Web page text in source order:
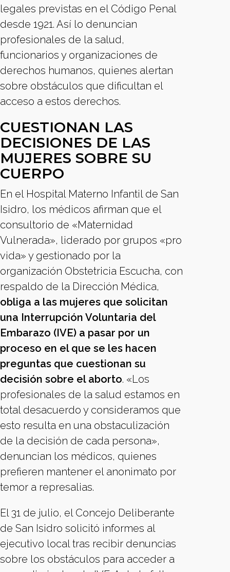
legales previstas en el Código Penal
desde 1921. Así lo denuncian
profesionales de la salud,
funcionarios y organizaciones de
derechos humanos, quienes alertan
sobre obstáculos que dificultan el
acceso a estos derechos.
CUESTIONAN LAS
DECISIONES DE LAS
MUJERES SOBRE SU
CUERPO
En el Hospital Materno Infantil de San
Isidro, los médicos afirman que el
consultorio de «Maternidad
Vulnerada», liderado por grupos «pro
vida» y gestionado por la
organización Obstetricia Escucha, con
respaldo de la Dirección Médica,
obliga a las mujeres que solicitan
una Interrupción Voluntaria del
Embarazo (IVE) a pasar por un
proceso en el que se les hacen
preguntas que cuestionan su
decisión sobre el aborto. «Los
profesionales de la salud estamos en
total desacuerdo y consideramos que
esto resulta en una obstaculización
de la decisión de cada persona»,
denuncian los médicos, quienes
prefieren mantener el anonimato por
temor a represalias.
El 31 de julio, el Concejo Deliberante
de San Isidro solicitó informes al
ejecutivo local tras recibir denuncias
sobre los obstáculos para acceder a